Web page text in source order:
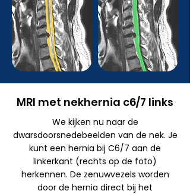
MRI met nekhernia c6/7 links
We kijken nu naar de
dwarsdoorsnedebeelden van de nek. Je
kunt een hernia bij C6/7 aan de
linkerkant (rechts op de foto)
herkennen. De zenuwvezels worden
door de hernia direct bij het